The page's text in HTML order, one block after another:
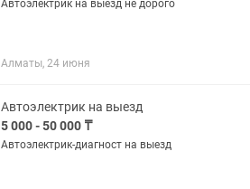
Автоэлектрик на выезд не дорого
Алматы, 24 июня
Автоэлектрик на выезд
5 000 - 50 000 ₸
Автоэлектрик-диагност на выезд